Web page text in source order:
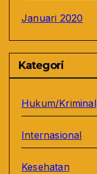
Januari 2020
Kategori
Hukum/Kriminal
Internasional
Kesehatan